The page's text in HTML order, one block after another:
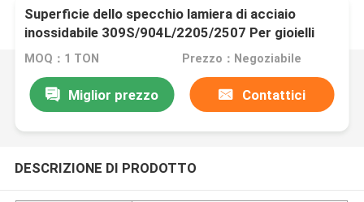
Superficie dello specchio lamiera di acciaio
inossidabile 309S/904L/2205/2507 Per gioielli
MOQ：1 TON Prezzo：Negoziabile
Miglior prezzo Contattici
DESCRIZIONE DI PRODOTTO